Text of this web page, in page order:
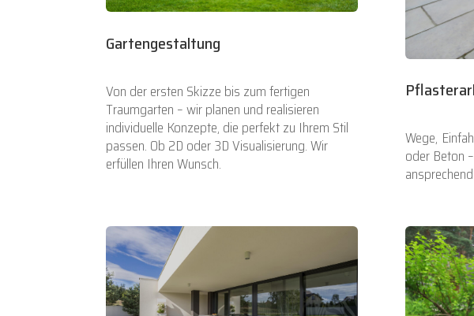
Gartengestaltung
Von der ersten Skizze bis zum fertigen
Traumgarten – wir planen und realisieren
individuelle Konzepte, die perfekt zu Ihrem Stil
passen. Ob 2D oder 3D Visualisierung. Wir
erfüllen Ihren Wunsch.
Wege,
oder Beton
ansprechend.